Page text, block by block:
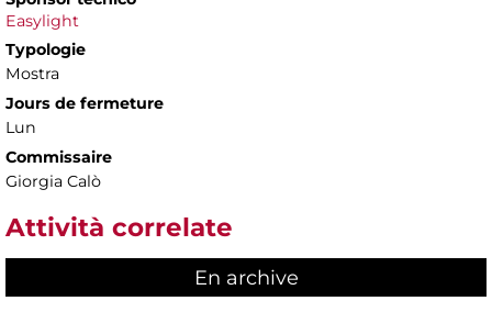
Easylight
Typologie
Mostra
Jours de fermeture
Lun
Commissaire
Giorgia Calò
Attività correlate
En archive